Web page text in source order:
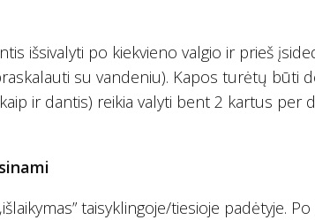
išsivalyti po kiekvieno valgio ir prieš
su vandeniu). Kapos turėtų būti
ir dantis) reikia valyti bent 2 kartus per
taisyklingoje/tiesioje padėtyje.